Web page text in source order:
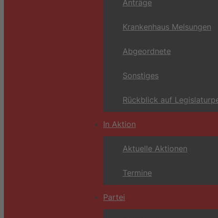
Anträge
Krankenhaus Melsungen
Abgeordnete
Sonstiges
Rückblick auf
In Aktion
Aktuelle Aktionen
Termine
Partei